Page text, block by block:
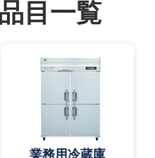
目一覧
業務用冷蔵庫